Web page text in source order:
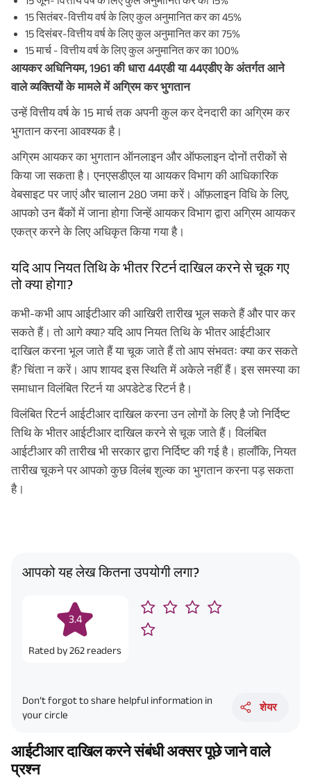
15 सितंबर-वित्तीय वर्ष के लिए कुल अनुमानित कर का 45%
15 दिसंबर-वित्तीय वर्ष के लिए कुल अनुमानित कर का 75%
15 मार्च - वित्तीय वर्ष के लिए कुल अनुमानित कर का 100%
आयकर अधिनियम, 1961 की धारा 44एडी या 44एडीए के अंतर्गत आने
वाले व्यक्तियों के मामले में अग्रिम कर भुगतान
उन्हें वित्तीय वर्ष के 15 मार्च तक अपनी कुल कर देनदारी का अग्रिम कर
भुगतान करना आवश्यक है।
अग्रिम आयकर का भुगतान ऑनलाइन और ऑफलाइन दोनों तरीकों से
किया जा सकता है। एनएसडीएल या आयकर विभाग की आधिकारिक
वेबसाइट पर जाएं और चालान 280 जमा करें। ऑफ़लाइन विधि के लिए,
आपको उन बैंकों में जाना होगा जिन्हें आयकर विभाग द्वारा अग्रिम आयकर
एकत्र करने के लिए अधिकृत किया गया है।
यदि आप नियत तिथि के भीतर रिटर्न दाखिल करने से चूक गए
तो क्या होगा?
कभी-कभी आप आईटीआर की आखिरी तारीख भूल सकते हैं और पार कर
सकते हैं। तो आगे क्या? यदि आप नियत तिथि के भीतर आईटीआर
दाखिल करना भूल जाते हैं या चूक जाते हैं तो आप संभवतः क्या कर सकते
हैं? चिंता न करें। आप शायद इस स्थिति में अकेले नहीं हैं। इस समस्या का
समाधान विलंबित रिटर्न या अपडेटेड रिटर्न है।
विलंबित रिटर्न आईटीआर दाखिल करना उन लोगों के लिए है जो निर्दिष्ट
तिथि के भीतर आईटीआर दाखिल करने से चूक जाते हैं। विलंबित
आईटीआर की तारीख भी सरकार द्वारा निर्दिष्ट की गई है। हालाँकि, नियत
तारीख चूकने पर आपको कुछ विलंब शुल्क का भुगतान करना पड़ सकता
है।
आपको यह लेख कितना उपयोगी लगा?
3.4
Rated by262 readers
Don’t forgot to share helpful information in
your circle
शेयर
आईटीआर दाखिल करने संबंधी अक्सर पूछे जाने वाले
प्रश्न